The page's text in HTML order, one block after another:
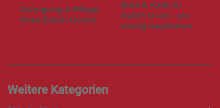
Reinigung & Pflege
Ihres Dutch Ovens
Rind & Kalb im
Dutch Oven - ein
wenig Inspiration